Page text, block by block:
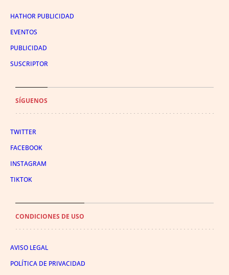
HATHOR PUBLICIDAD
EVENTOS
PUBLICIDAD
SUSCRIPTOR
SÍGUENOS
TWITTER
FACEBOOK
INSTAGRAM
TIKTOK
CONDICIONES DE USO
AVISO LEGAL
POLÍTICA DE PRIVACIDAD